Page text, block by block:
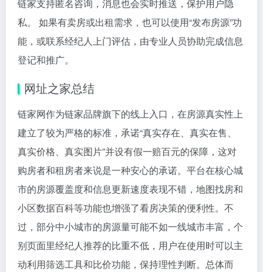
链家支持匿名咨询，消息也会实时推送，保护用户隐
私。 如果有卖房或出租需求，也可以使用“发布房源”功
能，或联系经纪人上门评估，由专业人员协助完成信息
登记和推广。
网址之家总结
链家网作为链家品牌旗下的线上入口，在房源真实性上
建立了较为严格的标准，承诺“真实存在、真实在售、
真实价格、真实图片”并设有假一赔百元的保障，这对
购房者和租房者来说是一种安心的承诺。平台在核心城
市的房源覆盖度和信息更新速度表现不错，地图找房和
小区数据百科等功能也增强了看房决策的便利性。不
过，部分中小城市的房源量可能不如一线城市丰富，个
别页面里经纪人推荐的比重不低，用户在使用时可以主
动利用筛选工具和比价功能，保持理性判断。总体而